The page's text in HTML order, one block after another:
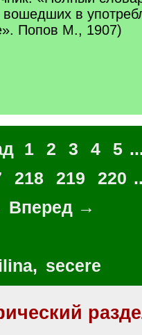
вошедших в
Попов М., 1907)
1 2 3 4 5
218 219 220
Вперед →
, secere